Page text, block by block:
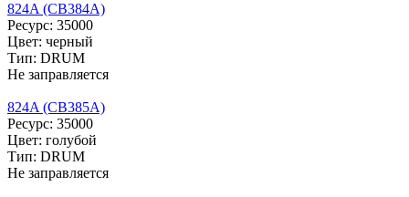
824A (CB384A)
Ресурс: 35000
Цвет: черный
Тип: DRUM
Не заправляется
824A (CB385A)
Ресурс: 35000
Цвет: голубой
Тип: DRUM
Не заправляется